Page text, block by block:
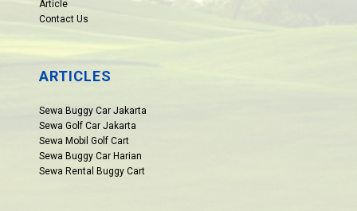
Article
Contact Us
ARTICLES
Sewa Buggy Car Jakarta
Sewa Golf Car Jakarta
Sewa Mobil Golf Cart
Sewa Buggy Car Harian
Sewa Rental Buggy Cart